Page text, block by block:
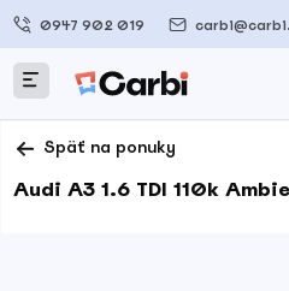
0947 902 019
Späť na ponuky
Audi A3 1.6 TDI 110k